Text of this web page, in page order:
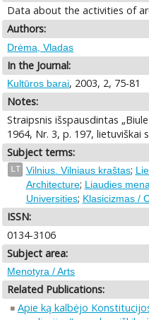
Data about the activities of
Authors:
Drėma, Vladas
In the Journal:
Kultūros barai, 2003, 2, 75-81
Notes:
Straipsnis išspausdintas
1964, Nr. 3, p. 197, lietuviškai
Subject terms:
LT Vilnius. Vilniaus kraštas;
Architecture; Liaudies
Universities; Klasicizmas /
ISSN:
0134-3106
Subject area:
Menotyra / Arts
Related Publications:
Apie ką kalbėjo